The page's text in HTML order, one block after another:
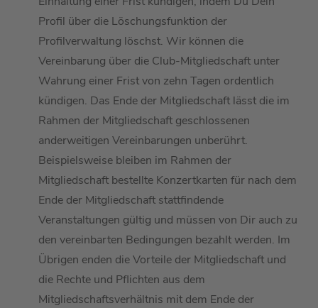
Profil über die Löschungsfunktion der
Profilverwaltung löschst. Wir können die
Vereinbarung über die Club-Mitgliedschaft unter
Wahrung einer Frist von zehn Tagen ordentlich
kündigen. Das Ende der Mitgliedschaft lässt die im
Rahmen der Mitgliedschaft geschlossenen
anderweitigen Vereinbarungen unberührt.
Beispielsweise bleiben im Rahmen der
Mitgliedschaft bestellte Konzertkarten für nach dem
Ende der Mitgliedschaft stattfindende
Veranstaltungen gültig und müssen von Dir auch zu
den vereinbarten Bedingungen bezahlt werden. Im
Übrigen enden die Vorteile der Mitgliedschaft und
die Rechte und Pflichten aus dem
Mitgliedschaftsverhältnis mit dem Ende der